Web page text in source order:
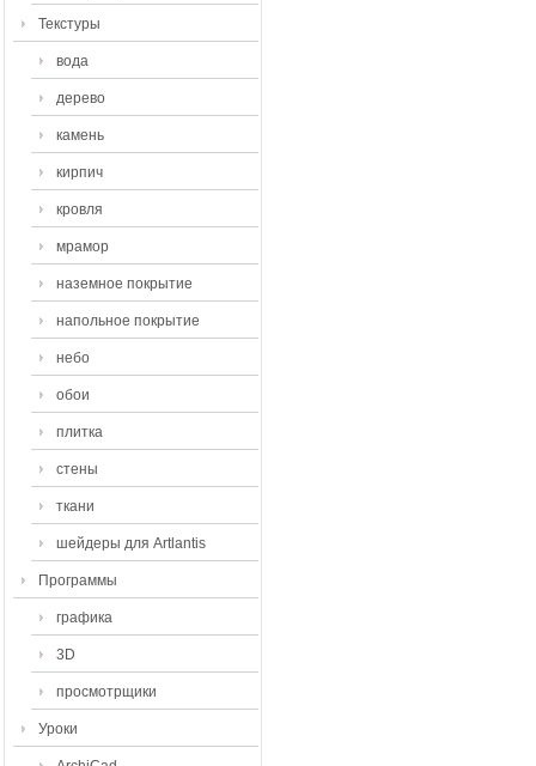
Текстуры
вода
дерево
камень
кирпич
кровля
мрамор
наземное покрытие
напольное покрытие
небо
обои
плитка
стены
ткани
шейдеры для Artlantis
Программы
графика
3D
просмотрщики
Уроки